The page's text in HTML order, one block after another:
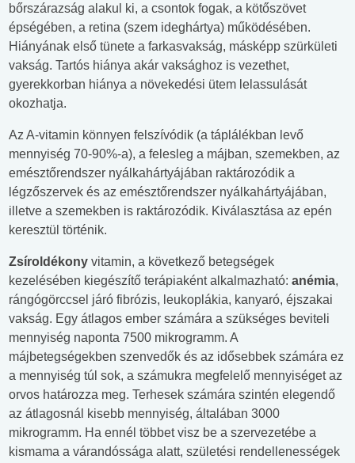
bőrszárazság alakul ki, a csontok fogak, a kötőszövet
épségében, a retina (szem ideghártya) működésében.
Hiányának első tünete a farkasvakság, másképp szürkületi
vakság. Tartós hiánya akár vaksághoz is vezethet,
gyerekkorban hiánya a növekedési ütem lelassulását
okozhatja.
Az A-vitamin könnyen felszívódik (a táplálékban levő
mennyiség 70-90%-a), a felesleg a májban, szemekben, az
emésztőrendszer nyálkahártyájában raktározódik a
légzőszervek és az emésztőrendszer nyálkahártyájában,
illetve a szemekben is raktározódik. Kiválasztása az epén
keresztül történik.
Zsíroldékony vitamin, a következő betegségek
kezelésében kiegészítő terápiaként alkalmazható: anémia,
rángógörccsel járó fibrózis, leukoplákia, kanyaró, éjszakai
vakság. Egy átlagos ember számára a szükséges beviteli
mennyiség naponta 7500 mikrogramm. A
májbetegségekben szenvedők és az idősebbek számára ez
a mennyiség túl sok, a számukra megfelelő mennyiséget az
orvos határozza meg. Terhesek számára szintén elegendő
az átlagosnál kisebb mennyiség, általában 3000
mikrogramm. Ha ennél többet visz be a szervezetébe a
kismama a várandóssága alatt, születési rendellenességek